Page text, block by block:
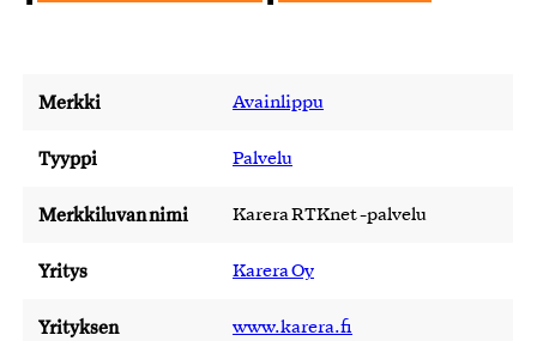
Merkki Avainlippu
Tyyppi Palvelu
Merkkiluvan nimi Karera RTKnet -palvelu
Yritys Karera Oy
Yrityksen
www.karera.fi